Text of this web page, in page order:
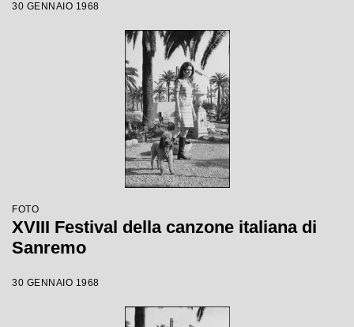
30 GENNAIO 1968
FOTO
XVIII Festival della canzone italiana di
Sanremo
30 GENNAIO 1968